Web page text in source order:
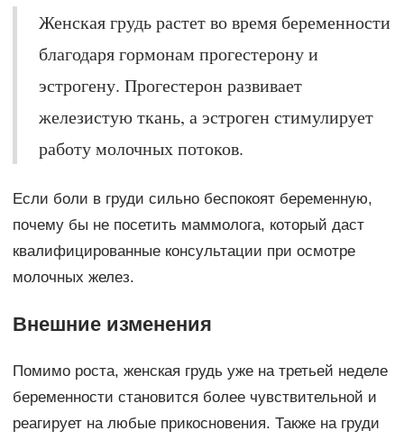
Женская грудь растет во время беременности
благодаря гормонам прогестерону и
эстрогену. Прогестерон развивает
железистую ткань, а эстроген стимулирует
работу молочных потоков.
Если боли в груди сильно беспокоят беременную,
почему бы не посетить маммолога, который даст
квалифицированные консультации при осмотре
молочных желез.
Внешние изменения
Помимо роста, женская грудь уже на третьей неделе
беременности становится более чувствительной и
реагирует на любые прикосновения. Также на груди